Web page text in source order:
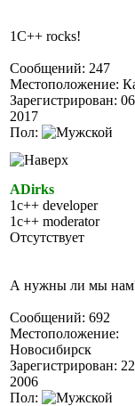
1C++ rocks!
Сообщений: 247
Местоположение:
Зарегистрирован:
2017
Пол:
ADirks
1c++ developer
1c++ moderator
Отсутствует
А нужны ли мы
Сообщений: 692
Местоположение:
Новосибирск
Зарегистрирован:
2006
Пол: